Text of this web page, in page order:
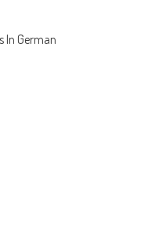
In German